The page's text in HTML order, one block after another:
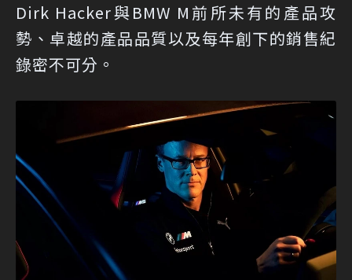
Dirk Hacker與BMW M前所未有的產品攻
勢、卓越的產品品質以及每年創下的銷售紀
錄密不可分。